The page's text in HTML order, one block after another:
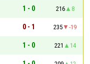
1 - 0 216
8
0 - 1 235
-19
1 - 0 221
14